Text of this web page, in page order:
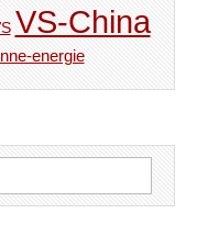
VS-China
energie